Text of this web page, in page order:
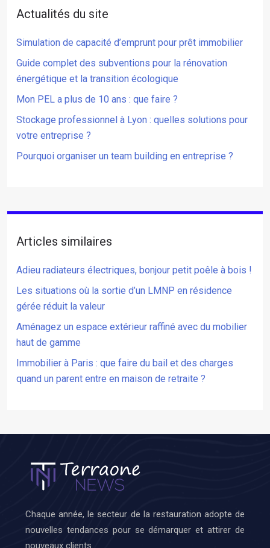
Actualités du site
Simulation de capacité d’emprunt pour prêt immobilier
Guide complet des subventions pour la rénovation
énergétique et la transition écologique
Mon PEL a plus de 10 ans : que faire ?
Stockage professionnel à Lyon : quelles solutions pour
votre entreprise ?
Pourquoi organiser un team building en entreprise ?
Articles similaires
Adieu radiateurs électriques, bonjour petit poêle à bois !
Les situations où la sortie d’un LMNP en résidence
gérée réduit la valeur
Aménagez un espace extérieur raffiné avec du mobilier
haut de gamme
Immobilier à Paris : que faire du bail et des charges
quand un parent entre en maison de retraite ?
Chaque année, le secteur de la restauration adopte de
nouvelles tendances pour se démarquer et attirer de
nouveaux clients.